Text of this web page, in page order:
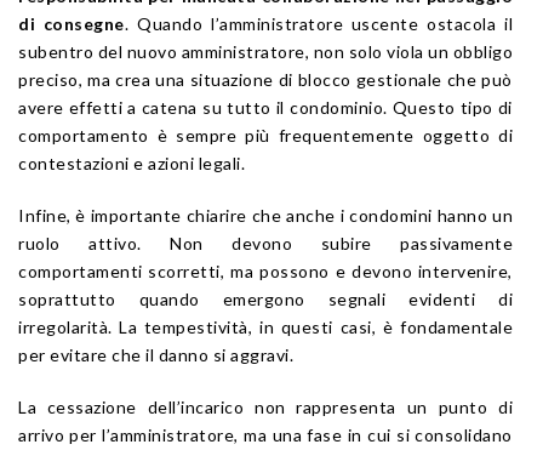
di consegne. Quando l’amministratore uscente ostacola il
subentro del nuovo amministratore, non solo viola un obbligo
preciso, ma crea una situazione di blocco gestionale che può
avere effetti a catena su tutto il condominio. Questo tipo di
comportamento è sempre più frequentemente oggetto di
contestazioni e azioni legali.
Infine, è importante chiarire che anche i condomini hanno un
ruolo attivo. Non devono subire passivamente
comportamenti scorretti, ma possono e devono intervenire,
soprattutto quando emergono segnali evidenti di
irregolarità. La tempestività, in questi casi, è fondamentale
per evitare che il danno si aggravi.
La cessazione dell’incarico non rappresenta un punto di
arrivo per l’amministratore, ma una fase in cui si consolidano